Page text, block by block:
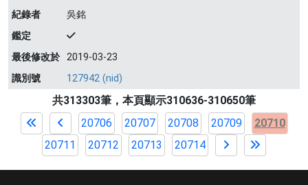
紀錄者
吳銘
鑑定
最後修改於 2019-03-23
識別號
127942 (nid)
共313303筆，本頁顯示310636-310650筆
20706
20707 20708 20709
20710
20711
20712 20713 20714